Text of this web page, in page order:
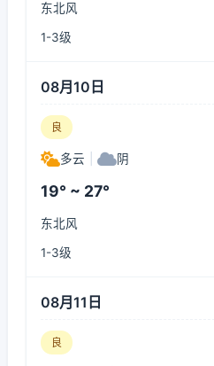
东北风
1-3级
08月10日
良
多云 阴
19° ~ 27°
东北风
1-3级
08月11日
良